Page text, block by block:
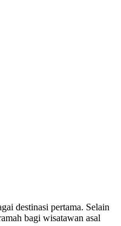
destinasi pertama. Selain
bagi wisatawan asal